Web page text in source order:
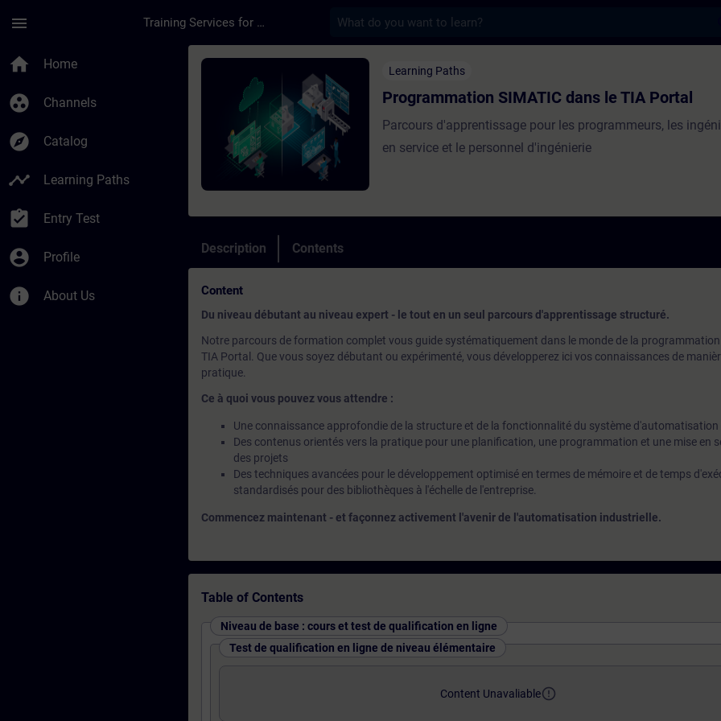
menu Training Services for Digital Industries
home Home
group_work Channels
explore Catalog
timeline Learning Paths
assignment_turned_in Entry Test
account_circle Profile
info About Us
Course - Programmation SIMATIC dans le TIA Portal -
Learning Paths
Programmation SIMATIC dans le TIA Portal
Parcours d'apprentissage pour les programmeurs, les
en service et le personnel d'ingénierie
Description Contents
Content
Du niveau débutant au niveau expert - le tout en un seul parcours d'apprentissage structuré.
Notre parcours de formation complet vous guide systématiquement dans le monde de la programmation
TIA Portal. Que vous soyez débutant ou expérimenté, vous développerez ici vos connaissances de
pratique.
Ce à quoi vous pouvez vous attendre :
Une connaissance approfondie de la structure et de la fonctionnalité du système d'automatisation
Des contenus orientés vers la pratique pour une planification, une programmation et une mise en
des projets
Des techniques avancées pour le développement optimisé en termes de mémoire et de temps
standardisés pour des bibliothèques à l'échelle de l'entreprise.
Commencez maintenant - et façonnez activement l'avenir de l'automatisation industrielle.
Table of Contents
Niveau de base : cours et test de qualification en ligne
Test de qualification en ligne de niveau élémentaire
Content Unavaliableerror_outline